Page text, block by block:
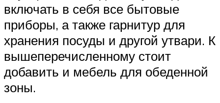
включать в себя все бытовые
приборы, а также гарнитур для
хранения посуды и другой утвари. К
вышеперечисленному стоит
добавить и мебель для обеденной
зоны.